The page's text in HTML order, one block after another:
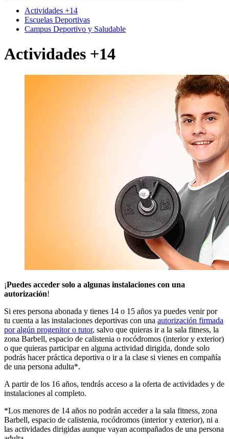
Actividades +14
Escuelas Deportivas
Campus Deportivo y Saludable
Actividades +14
¡Puedes acceder solo a algunas instalaciones con una
autorización!
Si eres persona abonada y tienes 14 o 15 años ya puedes venir por
tu cuenta a las instalaciones deportivas con una autorización firmada
por algún progenitor o tutor, salvo que quieras ir a la sala fitness, la
zona Barbell, espacio de calistenia o rocódromos (interior y exterior)
o que quieras participar en alguna actividad dirigida, donde solo
podrás hacer práctica deportiva o ir a la clase si vienes en compañía
de una persona adulta*.
A partir de los 16 años, tendrás acceso a la oferta de actividades y de
instalaciones al completo.
*Los menores de 14 años no podrán acceder a la sala fitness, zona
Barbell, espacio de calistenia, rocódromos (interior y exterior), ni a
las actividades dirigidas aunque vayan acompañados de una persona